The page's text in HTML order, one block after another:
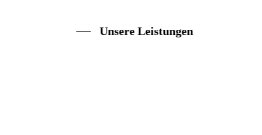
Unsere Leistungen